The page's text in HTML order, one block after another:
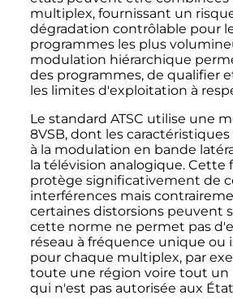
multiplex, fournissant un
dégradation contrôlable pour
programmes les plus
modulation hiérarchique
des programmes, de qualifier
les limites d'exploitation à
Le standard ATSC utilise une
8VSB, dont les
à la modulation en bande
la télévision analogique. Cette
protège significativement de
interférences mais
certaines distorsions peuvent
cette norme ne permet pas
réseau à fréquence unique ou
pour chaque multiplex, par
toute une région voire tout un
qui n'est pas autorisée aux